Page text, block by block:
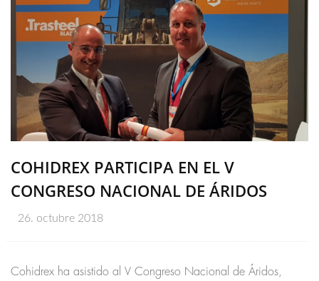
COHIDREX PARTICIPA EN EL V
CONGRESO NACIONAL DE ÁRIDOS
26. octubre 2018
Cohidrex ha asistido al V Congreso Nacional de Áridos,